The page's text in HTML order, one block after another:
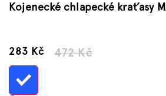
Kojenecké chlapecké kraťasy
472 Kč
283 KčMěrná